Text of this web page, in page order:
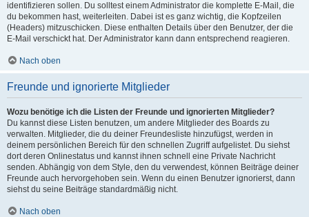
identifizieren sollen. Du solltest einem Administrator die komplette E-Mail, die
du bekommen hast, weiterleiten. Dabei ist es ganz wichtig, die Kopfzeilen
(Headers) mitzuschicken. Diese enthalten Details über den Benutzer, der die
E-Mail verschickt hat. Der Administrator kann dann entsprechend reagieren.
Nach oben
Freunde und ignorierte Mitglieder
Wozu benötige ich die Listen der Freunde und ignorierten Mitglieder?
Du kannst diese Listen benutzen, um andere Mitglieder des Boards zu
verwalten. Mitglieder, die du deiner Freundesliste hinzufügst, werden in
deinem persönlichen Bereich für den schnellen Zugriff aufgelistet. Du siehst
dort deren Onlinestatus und kannst ihnen schnell eine Private Nachricht
senden. Abhängig von dem Style, den du verwendest, können Beiträge deiner
Freunde auch hervorgehoben sein. Wenn du einen Benutzer ignorierst, dann
siehst du seine Beiträge standardmäßig nicht.
Nach oben